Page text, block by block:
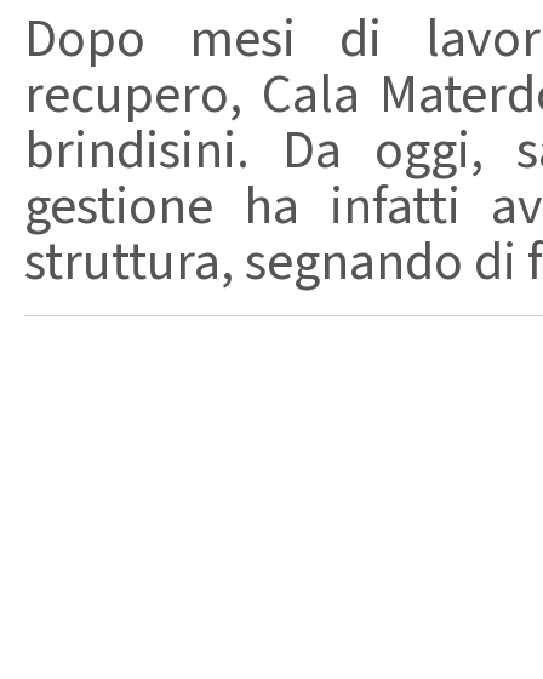
Dopo mesi di
recupero, Cala
brindisini. Da oggi,
gestione ha infatti
struttura, segnando di